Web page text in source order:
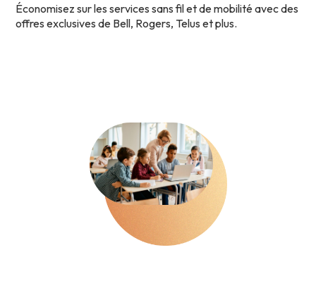
Économisez sur les services sans fil et de mobilité avec des
offres exclusives de Bell, Rogers, Telus et plus.